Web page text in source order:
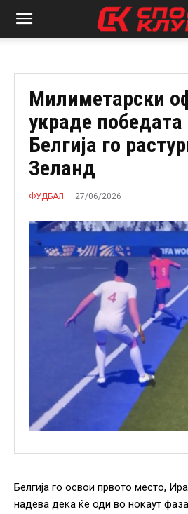
Милиметарски
украде
Белгија го
Зеланд
ФУДБАЛ 27/06/2026
Белгија го освои првото место,
надева дека ќе оди во нокаут